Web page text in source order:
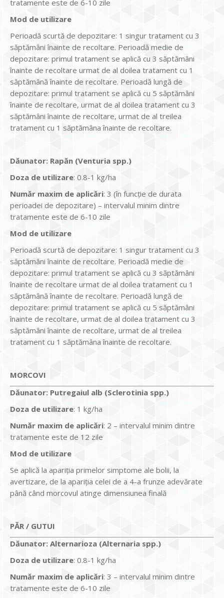
tratamente este de 6-10 zile
Mod de utilizare
Perioadă scurtă de depozitare: 1 singur tratament cu 3
săptămâni înainte de recoltare. Perioadă medie de
depozitare: primul tratament se aplică cu 3 săptămâni
înainte de recoltare urmat de al doilea tratament cu 1
săptămână înainte de recoltare. Perioadă lungă de
depozitare: primul tratament se aplică cu 5 săptămâni
înainte de recoltare, urmat de al doilea tratament cu 3
săptămâni înainte de recoltare, urmat de al treilea
tratament cu 1 săptămâna înainte de recoltare.
Dăunator: Rapăn (Venturia spp.)
Doza de utilizare: 0.8-1 kg/ha
Număr maxim de aplicări: 3 (în funcție de durata
perioadei de depozitare) – intervalul minim dintre
tratamente este de 6-10 zile
Mod de utilizare
Perioadă scurtă de depozitare: 1 singur tratament cu 3
săptămâni înainte de recoltare. Perioadă medie de
depozitare: primul tratament se aplică cu 3 săptămâni
înainte de recoltare urmat de al doilea tratament cu 1
săptămână înainte de recoltare. Perioadă lungă de
depozitare: primul tratament se aplică cu 5 săptămâni
înainte de recoltare, urmat de al doilea tratament cu 3
săptămâni înainte de recoltare, urmat de al treilea
tratament cu 1 săptămâna înainte de recoltare.
MORCOVI
Dăunator: Putregaiul alb (Sclerotinia spp.)
Doza de utilizare: 1 kg/ha
Număr maxim de aplicări: 2 – intervalul minim dintre
tratamente este de 12 zile
Mod de utilizare
Se aplică la apariţia primelor simptome ale bolii, la
avertizare, de la apariţia celei de a 4-a frunze adevărate
până când morcovul atinge dimensiunea finală
PĂR / GUTUI
Dăunator: Alternarioza (Alternaria spp.)
Doza de utilizare: 0.8-1 kg/ha
Număr maxim de aplicări: 3 – intervalul minim dintre
tratamente este de 6-10 zile